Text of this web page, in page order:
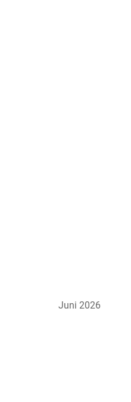
Juni 2026